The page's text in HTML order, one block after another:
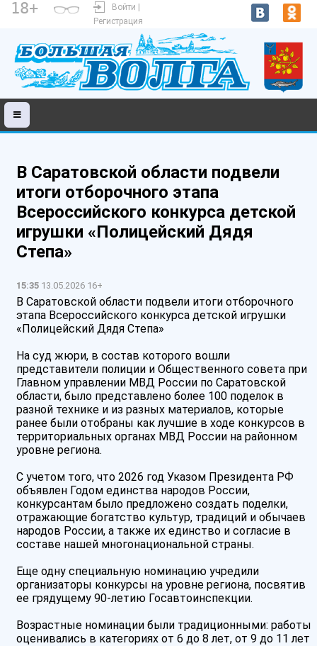
18+
Войти |
Регистрация
В Саратовской области подвели
итоги отборочного этапа
Всероссийского конкурса детской
игрушки «Полицейский Дядя
Степа»
15:35 13.05.2026 16+
В Саратовской области подвели итоги отборочного
этапа Всероссийского конкурса детской игрушки
«Полицейский Дядя Степа»
На суд жюри, в состав которого вошли
представители полиции и Общественного совета при
Главном управлении МВД России по Саратовской
области, было представлено более 100 поделок в
разной технике и из разных материалов, которые
ранее были отобраны как лучшие в ходе конкурсов в
территориальных органах МВД России на районном
уровне региона.
С учетом того, что 2026 год Указом Президента РФ
объявлен Годом единства народов России,
конкурсантам было предложено создать поделки,
отражающие богатство культур, традиций и обычаев
народов России, а также их единство и согласие в
составе нашей многонациональной страны.
Еще одну специальную номинацию учредили
организаторы конкурсы на уровне региона, посвятив
ее грядущему 90-летию Госавтоинспекции.
Возрастные номинации были традиционными: работы
оценивались в категориях от 6 до 8 лет, от 9 до 11 лет